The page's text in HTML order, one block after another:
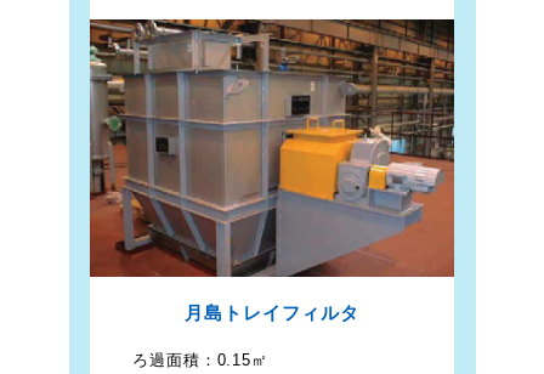
月島トレイフィルタ
ろ過面積： 0.15㎡